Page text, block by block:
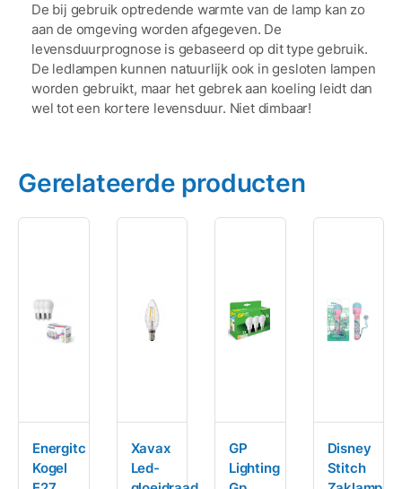
De bij gebruik optredende warmte van de lamp kan zo
aan de omgeving worden afgegeven. De
levensduurprognose is gebaseerd op dit type gebruik.
De ledlampen kunnen natuurlijk ook in gesloten lampen
worden gebruikt, maar het gebrek aan koeling leidt dan
wel tot een kortere levensduur. Niet dimbaar!
Gerelateerde producten
Energitc
Kogel
Xavax
Led-
GP
Lighting
Disney
Stitch